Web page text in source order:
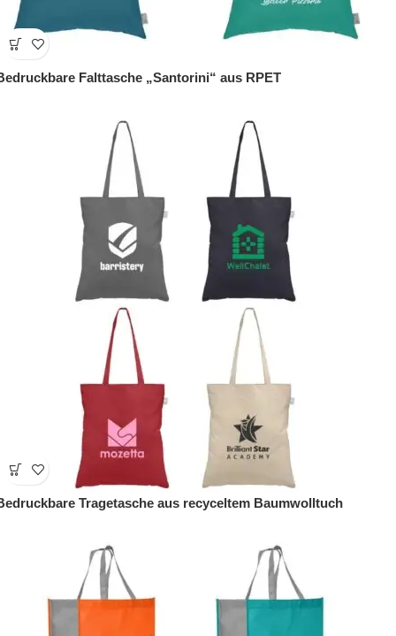
Falttasche „Santorini“ aus RPET
Tragetasche aus recyceltem Baumwolltuch